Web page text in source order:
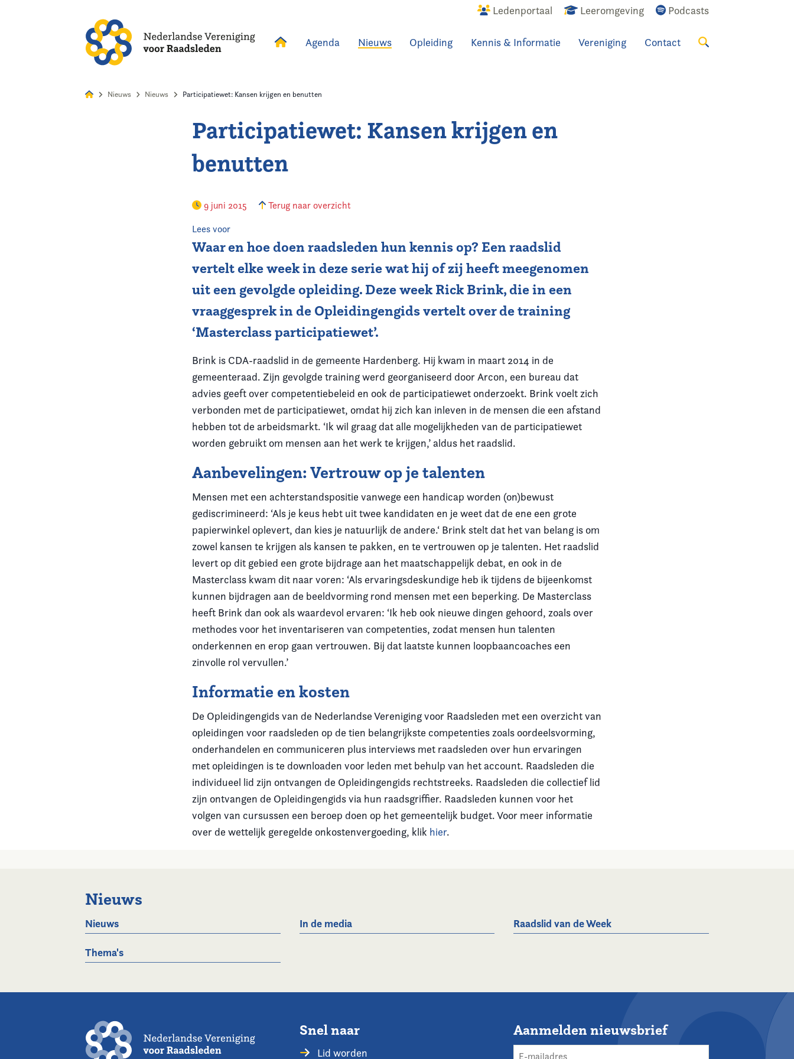
Ledenportaal Leeromgeving Podcasts
Agenda Nieuws Opleiding Kennis & Informatie Vereniging Contact
Nieuws Nieuws Participatiewet: Kansen krijgen en benutten
Participatiewet: Kansen krijgen en
benutten
9 juni 2015 Terug naar overzicht
Lees voor
Waar en hoe doen raadsleden hun kennis op? Een raadslid
vertelt elke week in deze serie wat hij of zij heeft meegenomen
uit een gevolgde opleiding. Deze week Rick Brink, die in een
vraaggesprek in de Opleidingengids vertelt over de training
‘Masterclass participatiewet’.
Brink is CDA-raadslid in de gemeente Hardenberg. Hij kwam in maart 2014 in de
gemeenteraad. Zijn gevolgde training werd georganiseerd door Arcon, een bureau dat
advies geeft over competentiebeleid en ook de participatiewet onderzoekt. Brink voelt zich
verbonden met de participatiewet, omdat hij zich kan inleven in de mensen die een afstand
hebben tot de arbeidsmarkt. ‘Ik wil graag dat alle mogelijkheden van de participatiewet
worden gebruikt om mensen aan het werk te krijgen,’ aldus het raadslid.
Aanbevelingen: Vertrouw op je talenten
Mensen met een achterstandspositie vanwege een handicap worden (on)bewust
gediscrimineerd: ‘Als je keus hebt uit twee kandidaten en je weet dat de ene een grote
papierwinkel oplevert, dan kies je natuurlijk de andere.‘ Brink stelt dat het van belang is om
zowel kansen te krijgen als kansen te pakken, en te vertrouwen op je talenten. Het raadslid
levert op dit gebied een grote bijdrage aan het maatschappelijk debat, en ook in de
Masterclass kwam dit naar voren: ‘Als ervaringsdeskundige heb ik tijdens de bijeenkomst
kunnen bijdragen aan de beeldvorming rond mensen met een beperking. De Masterclass
heeft Brink dan ook als waardevol ervaren: ‘Ik heb ook nieuwe dingen gehoord, zoals over
methodes voor het inventariseren van competenties, zodat mensen hun talenten
onderkennen en erop gaan vertrouwen. Bij dat laatste kunnen loopbaancoaches een
zinvolle rol vervullen.’
Informatie en kosten
De Opleidingengids van de Nederlandse Vereniging voor Raadsleden met een overzicht van
opleidingen voor raadsleden op de tien belangrijkste competenties zoals oordeelsvorming,
onderhandelen en communiceren plus interviews met raadsleden over hun ervaringen
met opleidingen is te downloaden voor leden met behulp van het account. Raadsleden die
individueel lid zijn ontvangen de Opleidingengids rechtstreeks. Raadsleden die collectief lid
zijn ontvangen de Opleidingengids via hun raadsgriffier. Raadsleden kunnen voor het
volgen van cursussen een beroep doen op het gemeentelijk budget. Voor meer informatie
over de wettelijk geregelde onkostenvergoeding, klik hier.
Nieuws
Nieuws In de media Raadslid van de Week
Thema's
Snel naar
Lid worden
Aanmelden nieuwsbrief